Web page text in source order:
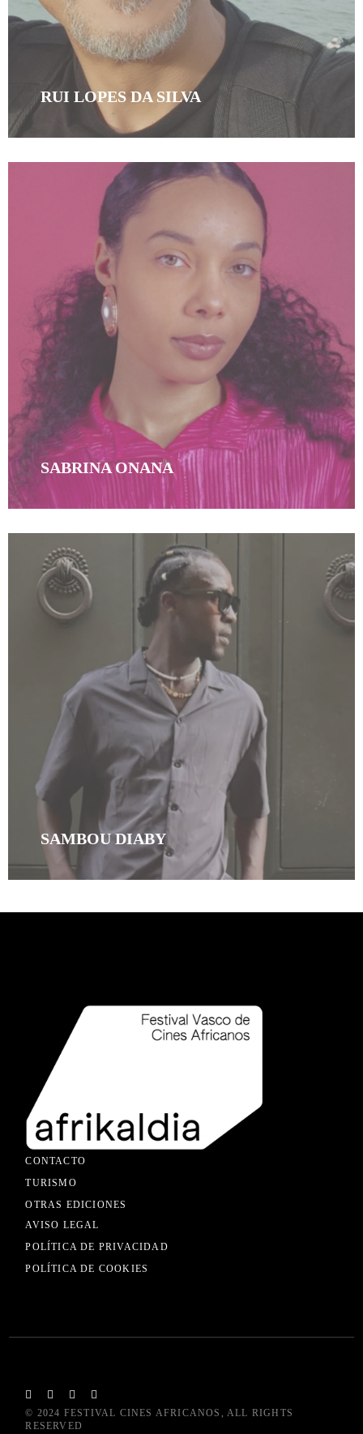
RUI LOPES DA SILVA
SABRINA ONANA
SAMBOU DIABY
CONTACTO
TURISMO
OTRAS EDICIONES
AVISO LEGAL
POLÍTICA DE PRIVACIDAD
POLÍTICA DE COOKIES
© 2024 FESTIVAL CINES AFRICANOS , ALL RIGHTS
RESERVED